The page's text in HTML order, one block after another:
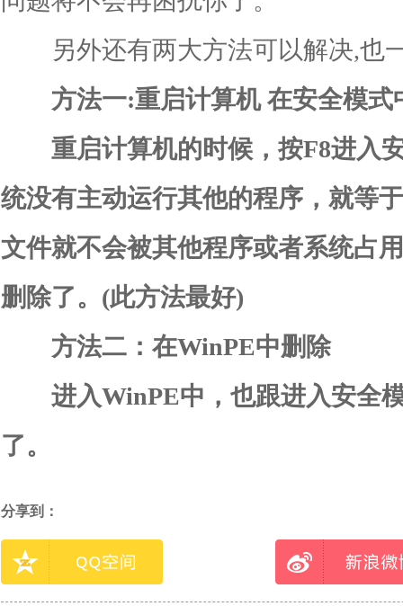
另外还有两大方法可以解决,也
方法一:重启计算机 在安全模式
重启计算机的时候，按F8进入
统没有主动运行其他的程序，就等
文件就不会被其他程序或者系统占
删除了。(此方法最好)
方法二：在WinPE中删除
进入WinPE中，也跟进入安全模
了。
分享到：